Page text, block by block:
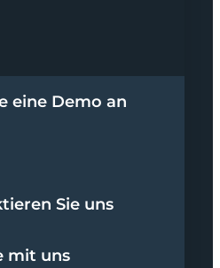
eine Demo an
Sie uns
mit uns